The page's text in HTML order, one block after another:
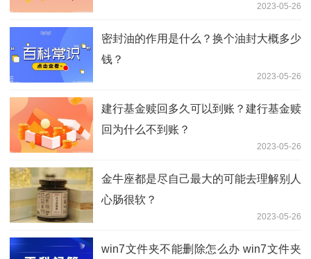
2023-05-26
密封油的作用是什么？换个油封大概多少
钱？
2023-05-26
建行基金赎回多久可以到账？建行基金赎
回为什么不到账？
2023-05-26
金牛座都是尽自己最大的可能去理解别人
心肠很软？
2023-05-26
win7文件夹不能删除怎么办 win7文件夹